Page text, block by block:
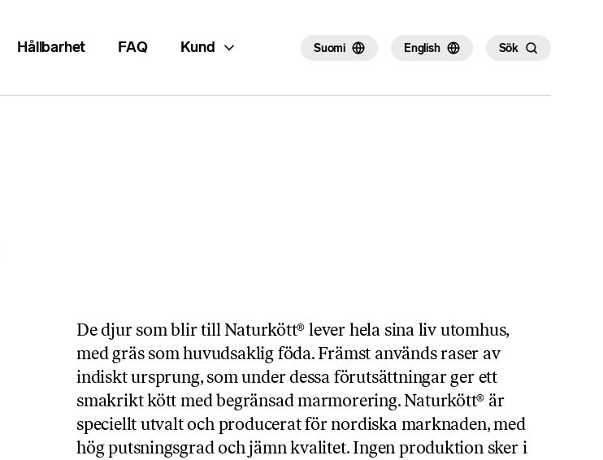
Hållbarhet FAQ Kund Suomi English Sök
De djur som blir till Naturkött® lever hela sina liv utomhus,
med gräs som huvudsaklig föda. Främst används raser av
indiskt ursprung, som under dessa förutsättningar ger ett
smakrikt kött med begränsad marmorering. Naturkött® är
speciellt utvalt och producerat för nordiska marknaden, med
hög putsningsgrad och jämn kvalitet. Ingen produktion sker i